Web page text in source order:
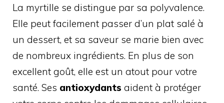
La myrtille se distingue par sa polyvalence.
Elle peut facilement passer d’un plat salé à
un dessert, et sa saveur se marie bien avec
de nombreux ingrédients. En plus de son
excellent goût, elle est un atout pour votre
santé. Ses antioxydants aident à protéger